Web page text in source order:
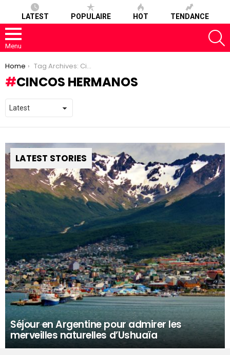
LATEST POPULAIRE HOT TENDANCE
Menu
You are here:
Home Tag Archives: Cincos Hermanos
CINCOS HERMANOS
LATEST STORIES
Séjour en Argentine pour admirer les
merveilles naturelles d’Ushuaïa